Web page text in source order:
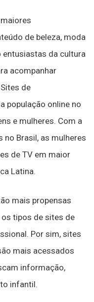
de beleza, moda
entusiastas da cultura
acompanhar
de
população online no
e mulheres. Com a
no Brasil, as mulheres
de TV em maior
Latina.
mais propensas
tipos de sites de
Por sim, sites
mais acessados
informação,
infantil.